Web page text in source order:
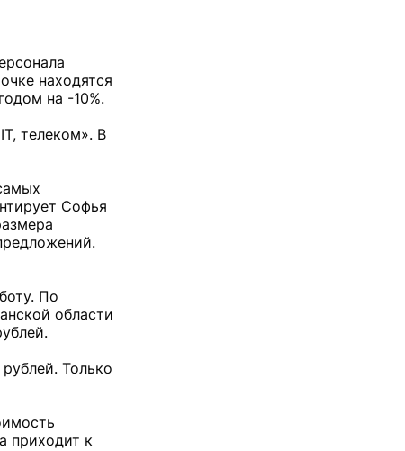
находятся
на -10%.
телеком». В
Софья
По
области
Только
приходит к